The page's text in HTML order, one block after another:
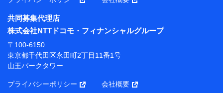
携会社の保険その他に関する情報を提供するため、また
維持管理等の委託業務遂行のため、またそれらに付帯、
関連する当社または株式会社NTTドコモ・フィナンシャ
ルグループおよび提携会社のサービスを案内、提供する
ため
（各サービスで取得したサービス利用履歴、ウェブサイ
トの閲覧履歴、購買履歴、ご契約内容等のパーソナルデ
ータを分析して、お客さまの趣味・嗜好・傾向に応じた
サービス・商品等に関するご提案や広告の配信等を行う
ことがあります。）
共同募集代理店
株式会社NTTドコモ・フィナンシャルグループ
〒100-6150
東京都千代田区永田町2丁目11番1号
山王パークタワー
プライバシーポリシー 会社概要